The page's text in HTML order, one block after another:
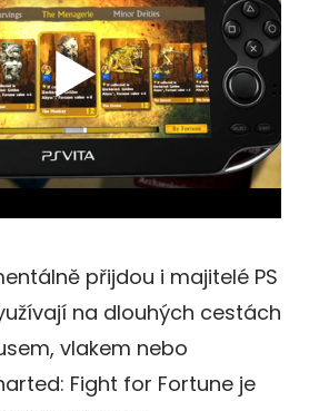
přijdou i majitelé PS
na dlouhých cestách
vlakem nebo
Fight for Fortune je